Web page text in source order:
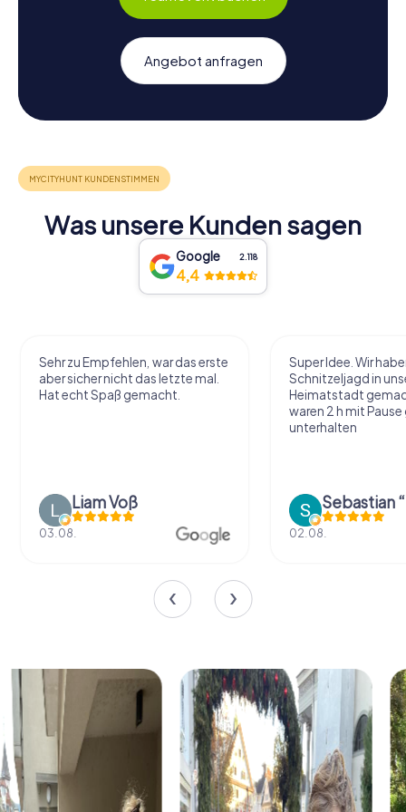
Angebot anfragen
Was unsere Kunden sagen
Google 2.118
4,4
Sehr zu Empfehlen, war das erste
aber sicher nicht das letzte mal.
Hat echt Spaß gemacht.
Liam Voß
03.08.
Super Idee. Wir
Schnitzeljagd in
Heimatstadt
waren 2 h mit
unterhalten
02.08.